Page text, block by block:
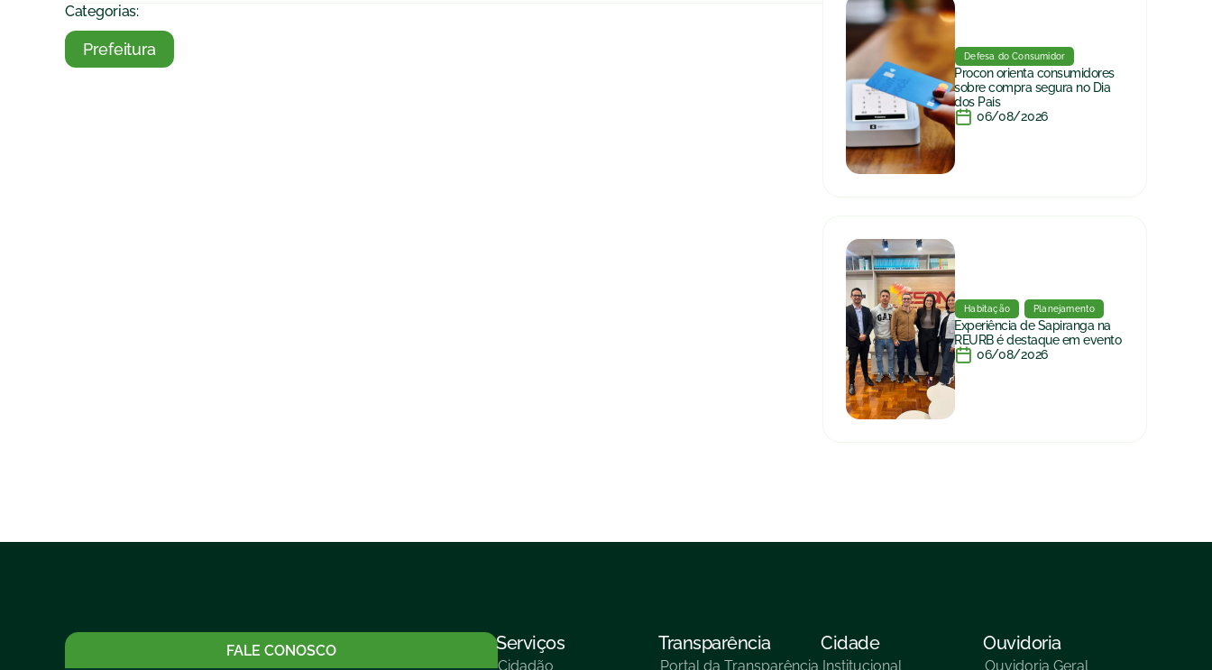
Categorias:
Prefeitura Defesa do Consumidor
Procon orienta consumidores
sobre compra segura no Dia
dos Pais
06/08/2026
Habitação Planejamento
Experiência de Sapiranga na
REURB é destaque em evento
06/08/2026
FALE CONOSCO Serviços
Cidadão
Transparência
Portal da Transparência
Cidade
Institucional
Ouvidoria
Ouvidoria Geral